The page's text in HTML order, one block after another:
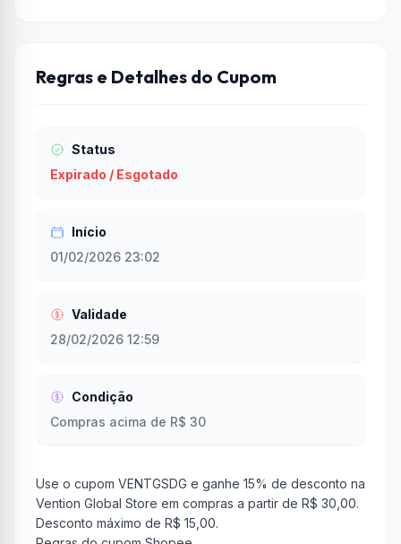
Regras e Detalhes do Cupom
Status
Expirado / Esgotado
Início
01/02/2026 23:02
Validade
28/02/2026 12:59
Condição
Compras acima de R$ 30
Use o cupom VENTGSDG e ganhe 15% de desconto na
Vention Global Store em compras a partir de R$ 30,00.
Desconto máximo de R$ 15,00.